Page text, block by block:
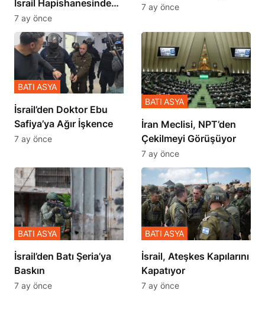
İsrail Hapishanesindeki
Zulmü Anlattı
7 ay önce
İçinde Gerçekleşmiş
7 ay önce
İsrail’den Doktor Ebu
Safiya’ya Ağır İşkence
BATI ASYA
7 ay önce
İran Meclisi, NPT’den
Çekilmeyi Görüşüyor
BATI ASYA
7 ay önce
​​​​​​​İsrail’den Batı Şeria’ya
Baskın
BATI ASYA
7 ay önce
İsrail, Ateşkes Kapılarını
Kapatıyor
BATI ASYA
7 ay önce